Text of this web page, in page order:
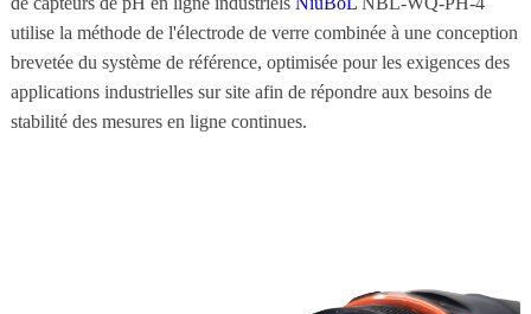
utilise la méthode de l'électrode de verre combinée à une conception
brevetée du système de référence, optimisée pour les exigences des
applications industrielles sur site afin de répondre aux besoins de
stabilité des mesures en ligne continues.